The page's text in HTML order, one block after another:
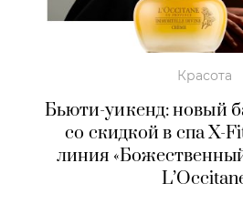
Красота
Бьюти-уикенд: новый
со скидкой в спа X-
линия